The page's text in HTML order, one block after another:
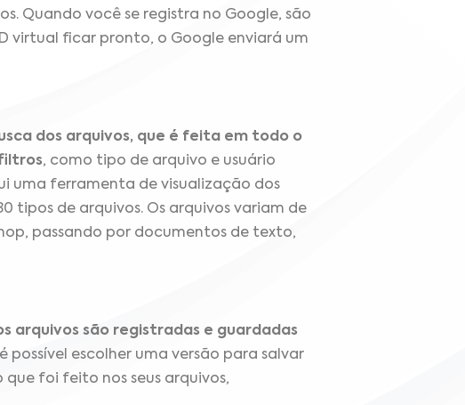
Quando você se registra no Google, são
virtual ficar pronto, o Google enviará um
dos arquivos, que é feita em todo o
, como tipo de arquivo e usuário
uma ferramenta de visualização dos
tipos de arquivos. Os arquivos variam de
passando por documentos de texto,
arquivos são registradas e guardadas
escolher uma versão para salvar
que foi feito nos seus arquivos,